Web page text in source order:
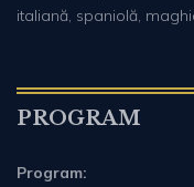
italiană, spaniolă,
PROGRAM
Program: